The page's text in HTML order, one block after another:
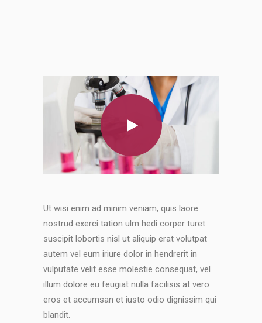
Ut wisi enim ad minim veniam, quis laore
nostrud exerci tation ulm hedi corper turet
suscipit lobortis nisl ut aliquip erat volutpat
autem vel eum iriure dolor in hendrerit in
vulputate velit esse molestie consequat, vel
illum dolore eu feugiat nulla facilisis at vero
eros et accumsan et iusto odio dignissim qui
blandit.